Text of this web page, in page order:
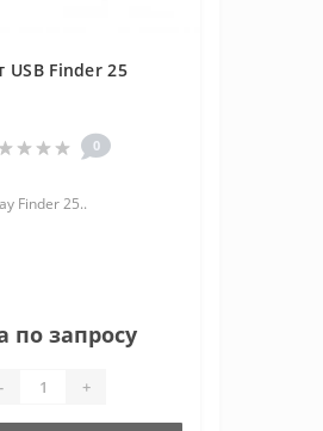
USB Finder 25
0
Finder 25..
по запросу
- +